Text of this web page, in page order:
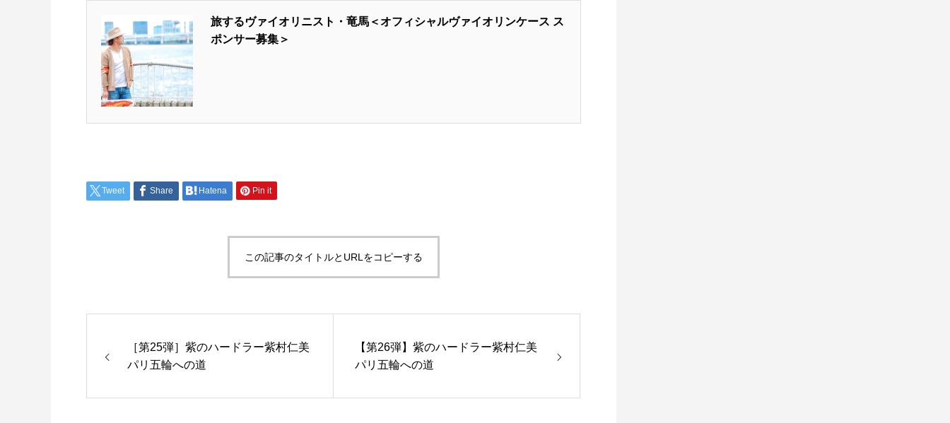
旅するヴァイオリニスト・竜馬＜オフィシャルヴァイオリンケース ス
ポンサー募集＞
Tweet Share Hatena Pin it
この記事のタイトルとURLをコピーする
［第25弾］紫のハードラー紫村仁美
パリ五輪への道
【第26弾】紫のハードラー紫村仁美
パリ五輪への道